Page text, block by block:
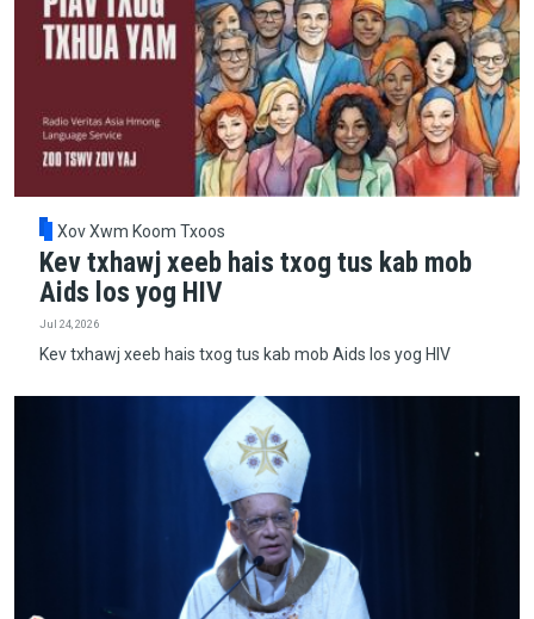
Xov Xwm Koom Txoos
Kev txhawj xeeb hais txog tus kab mob
Aids los yog HIV
Jul 24, 2026
Kev txhawj xeeb hais txog tus kab mob Aids los yog HIV